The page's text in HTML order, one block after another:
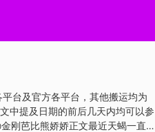
台及官方各平台，其他搬运均为
中提及日期的前后几天内均可以参
刚芭比熊娇娇正文最近天蝎一直